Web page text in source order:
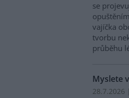
se
vajíčka
tvorbu
průběhu
Myslete
28.7.2026